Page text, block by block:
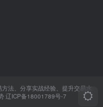
法、分享实战经验、提升交易水
辽ICP备18001789号-7